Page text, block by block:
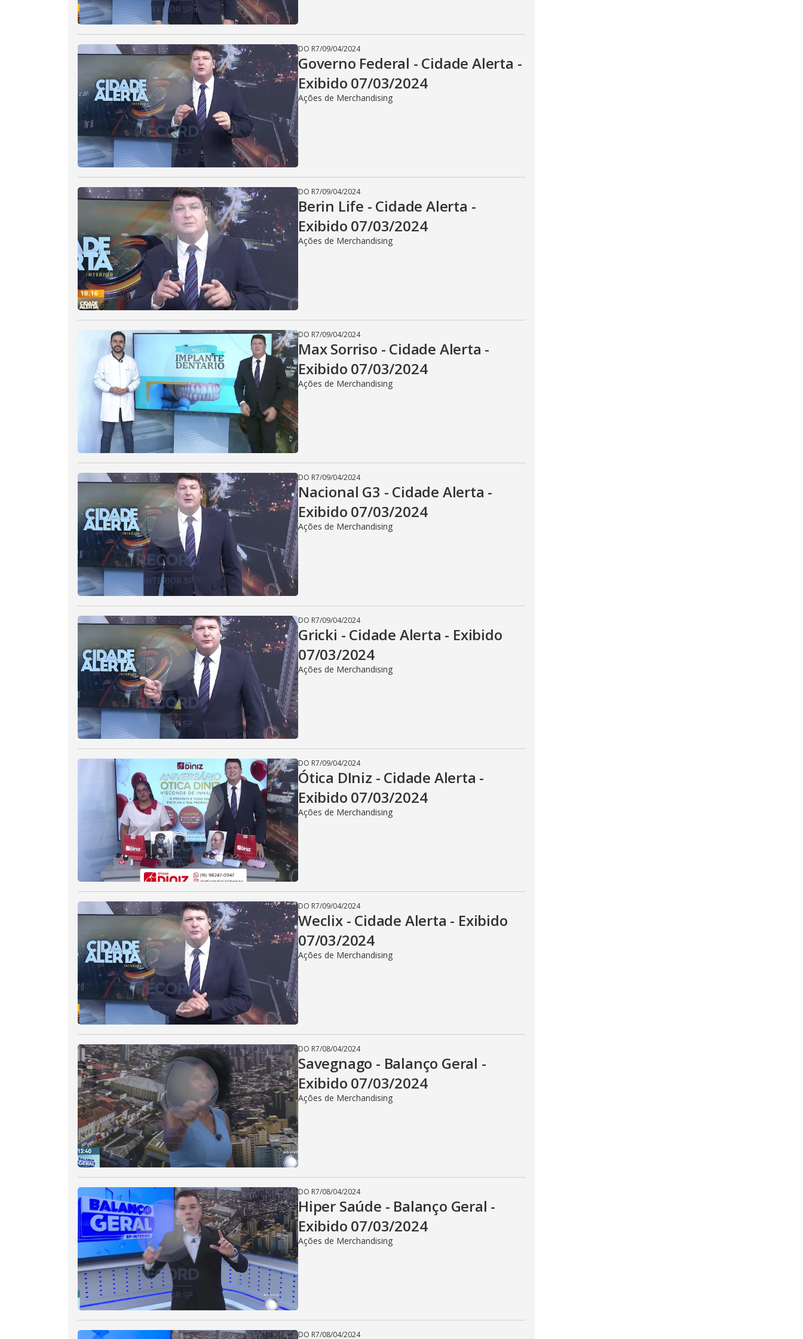
i
d
e
o
DO R7/09/04/2024
Governo Federal - Cidade Alerta -
Exibido 07/03/2024
Ações de Merchandising
DO R7/09/04/2024
Berin Life - Cidade Alerta -
Exibido 07/03/2024
Ações de Merchandising
DO R7/09/04/2024
Max Sorriso - Cidade Alerta -
Exibido 07/03/2024
Ações de Merchandising
DO R7/09/04/2024
Nacional G3 - Cidade Alerta -
Exibido 07/03/2024
Ações de Merchandising
DO R7/09/04/2024
Gricki - Cidade Alerta - Exibido
07/03/2024
Ações de Merchandising
DO R7/09/04/2024
Ótica DIniz - Cidade Alerta -
Exibido 07/03/2024
Ações de Merchandising
DO R7/09/04/2024
Weclix - Cidade Alerta - Exibido
07/03/2024
Ações de Merchandising
DO R7/08/04/2024
Savegnago - Balanço Geral -
Exibido 07/03/2024
Ações de Merchandising
DO R7/08/04/2024
Hiper Saúde - Balanço Geral -
Exibido 07/03/2024
Ações de Merchandising
DO R7/08/04/2024